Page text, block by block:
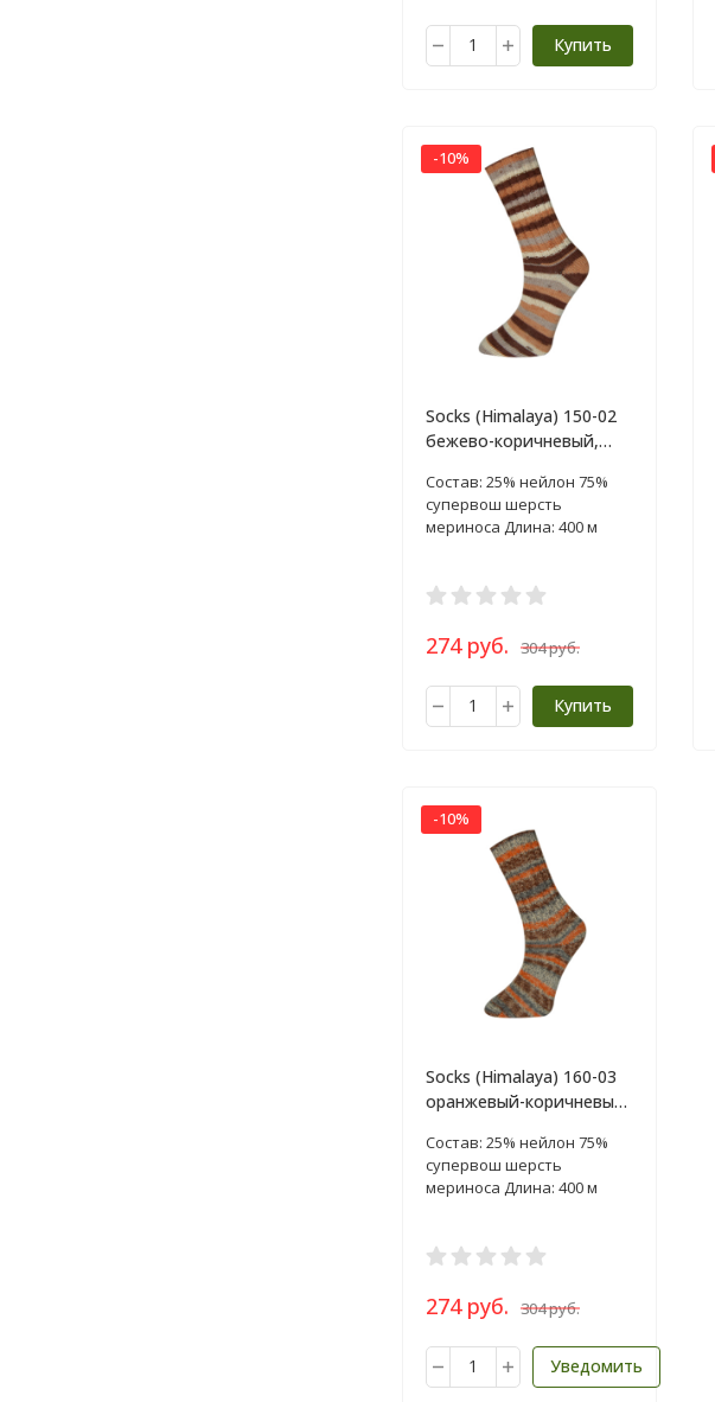
Купить
-10%
Socks (Himalaya) 150-02
бежево-коричневый,
Состав: 25% нейлон 75%
супервош шерсть
мериноса Длина: 400 м
274 руб. 304 руб.
Купить
-10%
Socks (Himalaya) 160-03
оранжевый-коричневый,
Состав: 25% нейлон 75%
супервош шерсть
мериноса Длина: 400 м
274 руб. 304 руб.
Уведомить